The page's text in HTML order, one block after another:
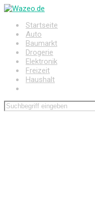
Zum
springenStartseite
Auto
Baumarkt
Drogerie
Elektronik
Freizeit
Haushalt